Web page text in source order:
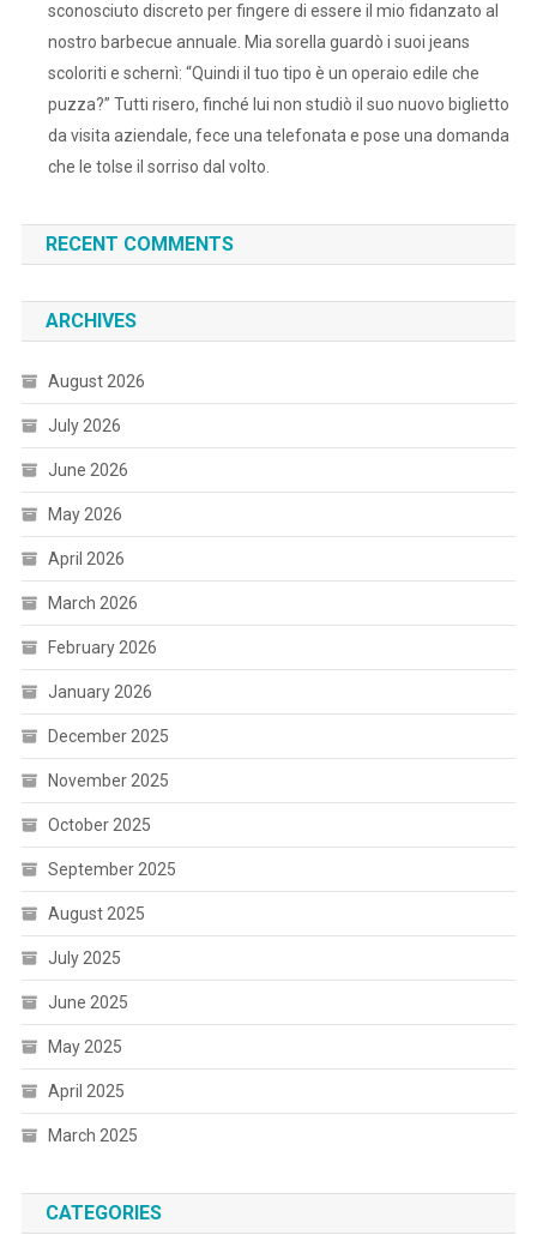
sconosciuto discreto per fingere di essere il mio fidanzato al
nostro barbecue annuale. Mia sorella guardò i suoi jeans
scoloriti e schernì: “Quindi il tuo tipo è un operaio edile che
puzza?” Tutti risero, finché lui non studiò il suo nuovo biglietto
da visita aziendale, fece una telefonata e pose una domanda
che le tolse il sorriso dal volto.
RECENT COMMENTS
ARCHIVES
August 2026
July 2026
June 2026
May 2026
April 2026
March 2026
February 2026
January 2026
December 2025
November 2025
October 2025
September 2025
August 2025
July 2025
June 2025
May 2025
April 2025
March 2025
CATEGORIES